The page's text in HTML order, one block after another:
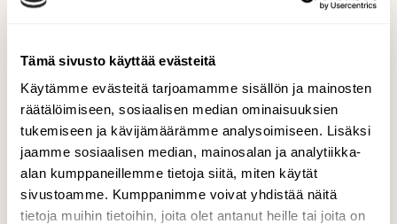
Tämä sivusto käyttää evästeitä
Käytämme evästeitä tarjoamamme sisällön ja mainosten
räätälöimiseen, sosiaalisen median ominaisuuksien
tukemiseen ja kävijämäärämme analysoimiseen. Lisäksi
jaamme sosiaalisen median, mainosalan ja analytiikka-
alan kumppaneillemme tietoja siitä, miten käytät
sivustoamme. Kumppanimme voivat yhdistää näitä
tietoja muihin tietoihin, joita olet antanut heille tai joita on